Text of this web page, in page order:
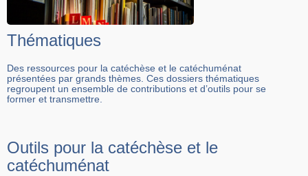
Thématiques
Des ressources pour la catéchèse et le catéchuménat
présentées par grands thèmes. Ces dossiers thématiques
regroupent un ensemble de contributions et d’outils pour se
former et transmettre.
Outils pour la catéchèse et le
catéchuménat